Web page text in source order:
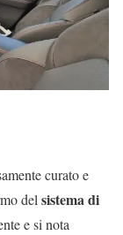
curato e
del sistema di
e si nota